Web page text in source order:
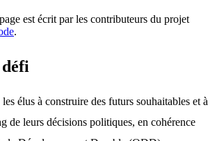
est écrit par les contributeurs du projet
.
élus à construire des futurs souhaitables et à
de leurs décisions politiques, en cohérence